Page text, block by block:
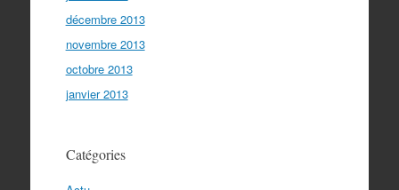
décembre 2013
novembre 2013
octobre 2013
janvier 2013
Catégories